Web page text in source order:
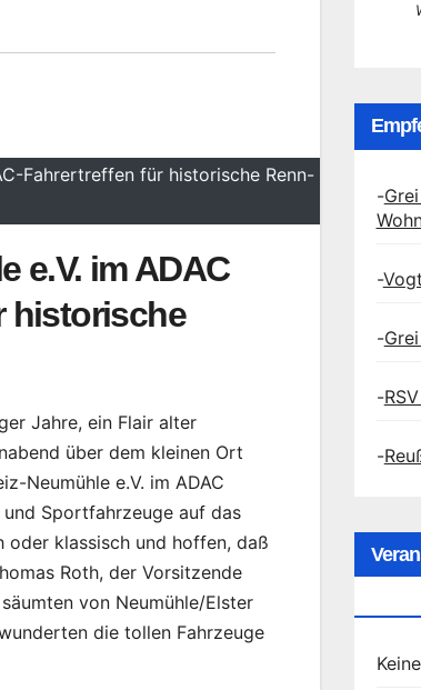
Fahrertreffen für historische Renn-
e.V. im ADAC
historische
Jahre, ein Flair alter
über dem kleinen Ort
Neumühle e.V. im ADAC
Sportfahrzeuge auf das
klassisch und hoffen, daß
Roth, der Vorsitzende
von Neumühle/Elster
die tollen Fahrzeuge
-
-
-
-
-